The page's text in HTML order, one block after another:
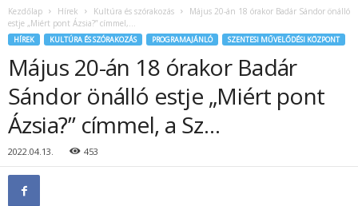
Kezdőlap Hírek Kultúra és szórakozás
Május 20-án 18 órakor Badár Sándor önálló
estje „Miért pont Ázsia?” címmel,...
HÍREK KULTÚRA ÉS SZÓRAKOZÁS PROGRAMAJÁNLÓ SZENTESI MŰVELŐDÉSI KÖZPONT
Május 20-án 18 órakor Badár
Sándor önálló estje „Miért pont
Ázsia?” címmel, a Sz…
2022.04.13. 453